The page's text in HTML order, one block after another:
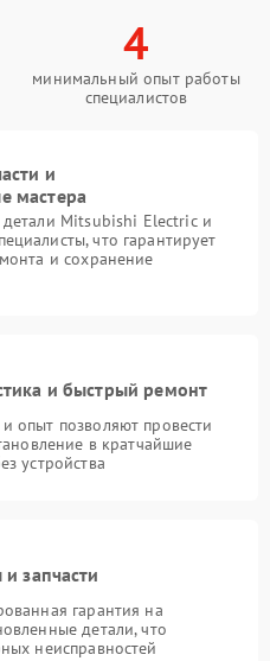
4
минимальный опыт работы
специалистов
и
мастера
Mitsubishi Electric и
что гарантирует
и сохранение
и быстрый ремонт
опыт позволяют провести
в кратчайшие
устройства
запчасти
гарантия на
детали, что
неисправностей